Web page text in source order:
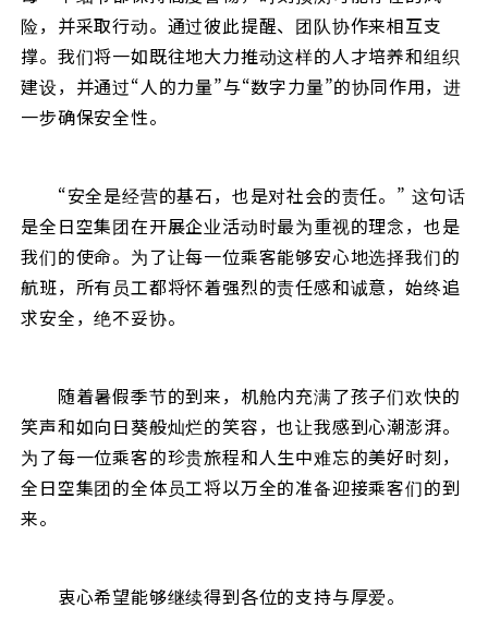
险，并采取行动。通过彼此提醒、团队协作来相互支
撑。我们将一如既往地大力推动这样的人才培养和组织
建设，并通过“人的力量”与“数字力量”的协同作用，进
一步确保安全性。
“安全是经营的基石，也是对社会的责任。” 这句话
是全日空集团在开展企业活动时最为重视的理念，也是
我们的使命。为了让每一位乘客能够安心地选择我们的
航班，所有员工都将怀着强烈的责任感和诚意，始终追
求安全，绝不妥协。
随着暑假季节的到来，机舱内充满了孩子们欢快的
笑声和如向日葵般灿烂的笑容，也让我感到心潮澎湃。
为了每一位乘客的珍贵旅程和人生中难忘的美好时刻，
全日空集团的全体员工将以万全的准备迎接乘客们的到
来。
衷心希望能够继续得到各位的支持与厚爱。